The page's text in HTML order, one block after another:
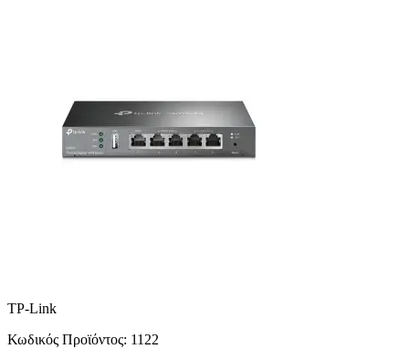
TP-Link
Κωδικός Προϊόντος: 1122